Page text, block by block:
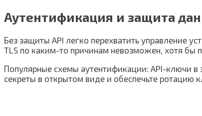
Аутентификация и защита
Без защиты API легко перехватить управление
TLS по каким-то причинам невозможен, хотя бы
Популярные схемы аутентификации: API-ключи в
секреты в открытом виде и обеспечьте ротацию